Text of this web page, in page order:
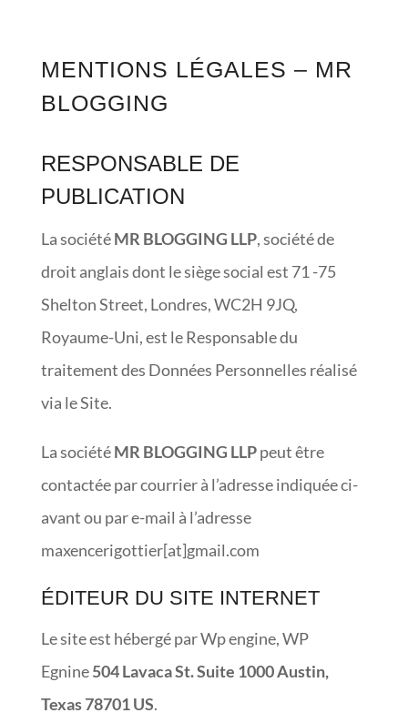
MENTIONS LÉGALES – MR
BLOGGING
RESPONSABLE DE
PUBLICATION
La sociétéMR BLOGGING LLP, société de
droit anglais dont le siège social est 71 -75
Shelton Street, Londres, WC2H 9JQ,
Royaume-Uni, est le Responsable du
traitement des Données Personnelles réalisé
via le Site.
La sociétéMR BLOGGING LLPpeut être
contactée par courrier à l’adresse indiquée ci-
avant ou par e-mail à l’adresse
maxencerigottier[at]gmail.com
ÉDITEUR DU SITE INTERNET
Le site est hébergé parWp engine, WP
Egnine504 Lavaca St.Suite 1000 Austin,
Texas 78701 US.